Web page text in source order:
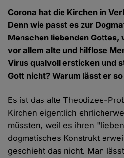
Corona hat die Kirchen in
Denn wie passt es zur
Menschen liebenden Gottes,
vor allem alte und hilflose
Virus qualvoll ersticken und
Gott nicht? Warum lässt er
Es ist das alte Theodizee-
Kirchen eigentlich
müssten, weil es ihren
dogmatisches Konstrukt
geschieht das nicht. Man